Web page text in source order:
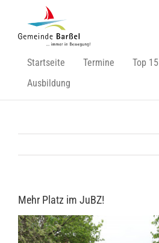
springen
Startseite Termine Top 15
Ausbildung
Mehr Platz im JuBZ!
Zeige
grösseres